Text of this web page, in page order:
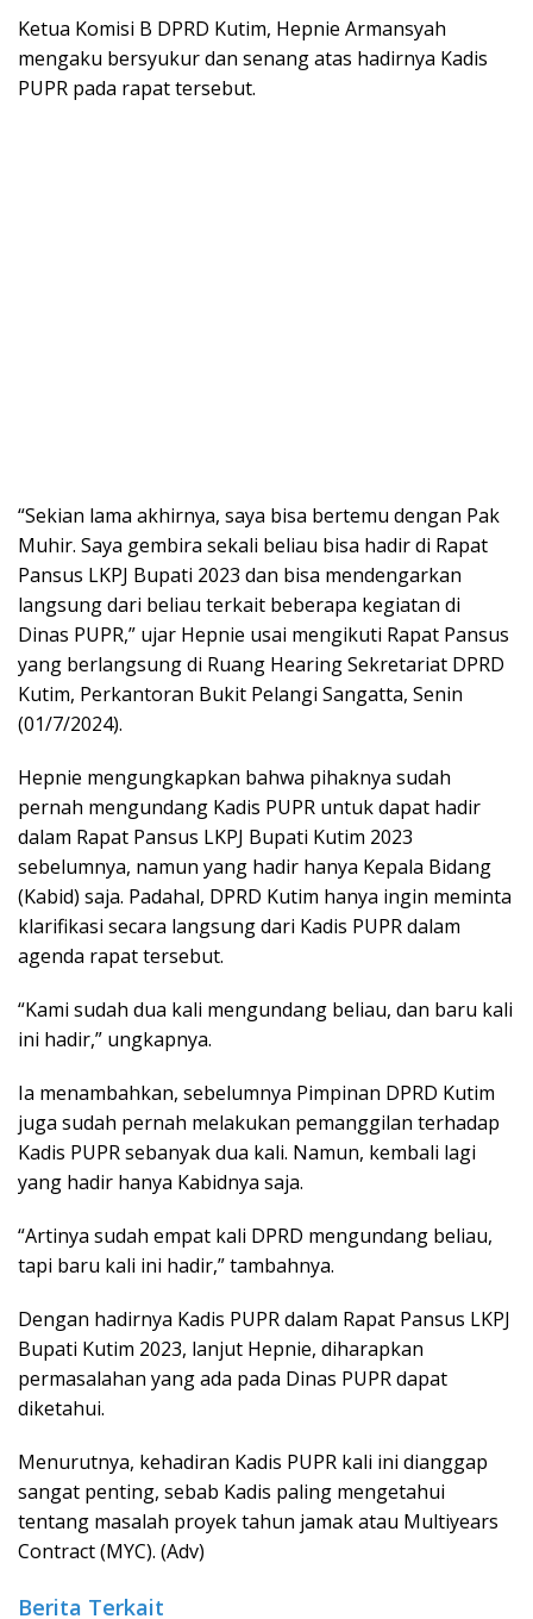
Ketua Komisi B DPRD Kutim, Hepnie Armansyah
mengaku bersyukur dan senang atas hadirnya Kadis
PUPR pada rapat tersebut.
“Sekian lama akhirnya, saya bisa bertemu dengan Pak
Muhir. Saya gembira sekali beliau bisa hadir di Rapat
Pansus LKPJ Bupati 2023 dan bisa mendengarkan
langsung dari beliau terkait beberapa kegiatan di
Dinas PUPR,” ujar Hepnie usai mengikuti Rapat Pansus
yang berlangsung di Ruang Hearing Sekretariat DPRD
Kutim, Perkantoran Bukit Pelangi Sangatta, Senin
(01/7/2024).
Hepnie mengungkapkan bahwa pihaknya sudah
pernah mengundang Kadis PUPR untuk dapat hadir
dalam Rapat Pansus LKPJ Bupati Kutim 2023
sebelumnya, namun yang hadir hanya Kepala Bidang
(Kabid) saja. Padahal, DPRD Kutim hanya ingin meminta
klarifikasi secara langsung dari Kadis PUPR dalam
agenda rapat tersebut.
“Kami sudah dua kali mengundang beliau, dan baru kali
ini hadir,” ungkapnya.
Ia menambahkan, sebelumnya Pimpinan DPRD Kutim
juga sudah pernah melakukan pemanggilan terhadap
Kadis PUPR sebanyak dua kali. Namun, kembali lagi
yang hadir hanya Kabidnya saja.
“Artinya sudah empat kali DPRD mengundang beliau,
tapi baru kali ini hadir,” tambahnya.
Dengan hadirnya Kadis PUPR dalam Rapat Pansus LKPJ
Bupati Kutim 2023, lanjut Hepnie, diharapkan
permasalahan yang ada pada Dinas PUPR dapat
diketahui.
Menurutnya, kehadiran Kadis PUPR kali ini dianggap
sangat penting, sebab Kadis paling mengetahui
tentang masalah proyek tahun jamak atau Multiyears
Contract (MYC). (Adv)
Berita Terkait